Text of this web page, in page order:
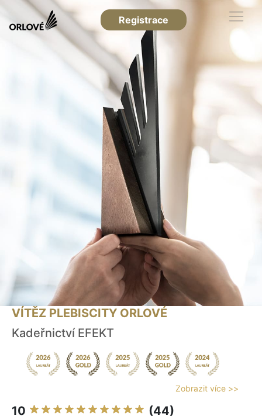
Registrace
VÍTĚZ PLEBISCITY ORLOVÉ
Kadeřnictví EFEKT
Zobrazit více >>
10 (44)